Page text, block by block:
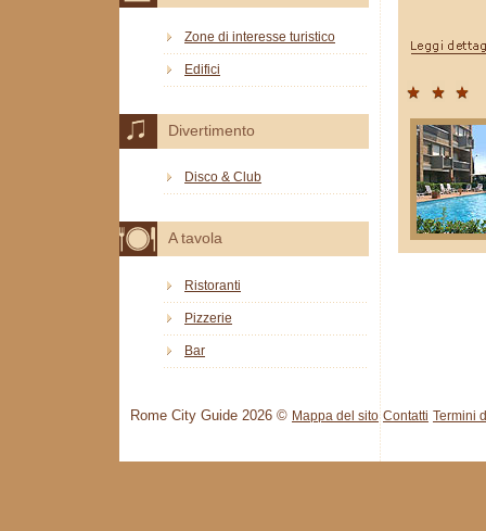
Zone di interesse turistico
Edifici
Divertimento
Disco & Club
A tavola
Ristoranti
Pizzerie
Bar
Rome City Guide 2026 © Mappa del sito Contatti Termini